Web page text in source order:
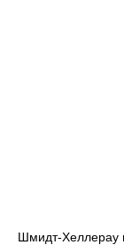
Шмидт-Хеллерау